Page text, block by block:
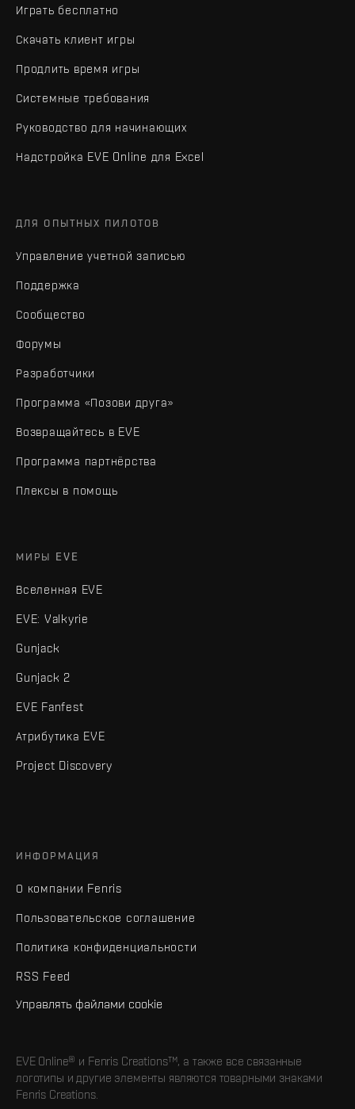
Играть бесплатно
Скачать клиент игры
Продлить время игры
Системные требования
Руководство для начинающих
Надстройка EVE Online для Excel
ДЛЯ ОПЫТНЫХ ПИЛОТОВ
Управление учетной записью
Поддержка
Сообщество
Форумы
Разработчики
Программа «Позови друга»
Возвращайтесь в EVE
Программа партнёрства
Плексы в помощь
МИРЫ EVE
Вселенная EVE
EVE: Valkyrie
Gunjack
Gunjack 2
EVE Fanfest
Атрибутика EVE
Project Discovery
ИНФОРМАЦИЯ
О компании Fenris
Пользовательское соглашение
Политика конфиденциальности
RSS Feed
Управлять файлами cookie
EVE Online® и Fenris Creations™, а также все связанные
логотипы и другие элементы являются товарными знаками
Fenris Creations.